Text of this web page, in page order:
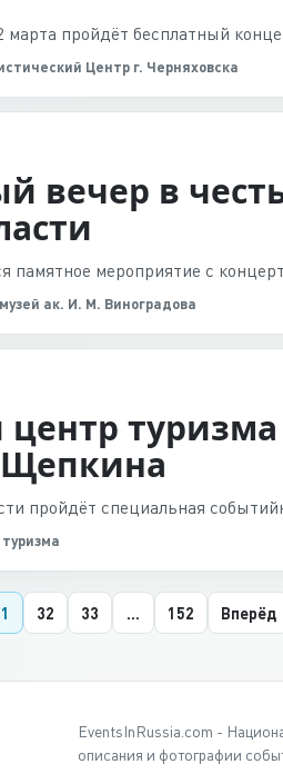
марта пройдёт бесплатный
Центр г. Черняховска
вечер в
памятное мероприятие с
ак. И. М. Виноградова
центр
пройдёт специальная
32 33 ... 152 Вперёд
EventsInRussia.com -
описания и фотографии